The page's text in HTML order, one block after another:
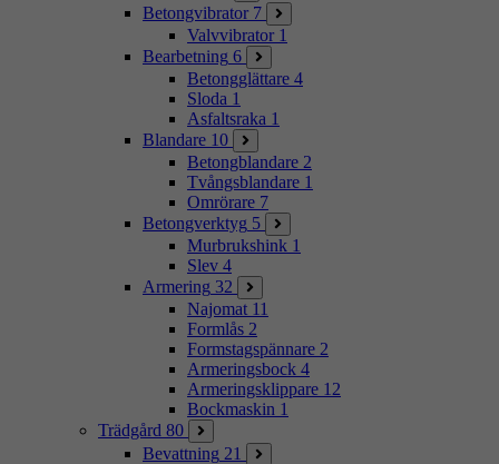
Betongvibrator 7
Valvvibrator 1
Bearbetning 6
Betongglättare 4
Sloda 1
Asfaltsraka 1
Blandare 10
Betongblandare 2
Tvångsblandare 1
Omrörare 7
Betongverktyg 5
Murbrukshink 1
Slev 4
Armering 32
Najomat 11
Formlås 2
Formstagspännare 2
Armeringsbock 4
Armeringsklippare 12
Bockmaskin 1
Trädgård 80
Bevattning 21